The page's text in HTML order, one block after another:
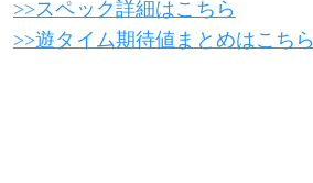
>>スペック詳細はこちら
>>遊タイム期待値まとめはこちら